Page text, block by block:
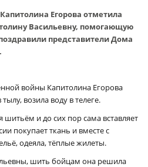
Егорова отметила
Васильевну, помогающую
представители Дома
войны Капитолина Егорова
возила воду в телеге.
шитьём и до сих пор сама вставляет
покупает ткань и вместе с
одеяла, тёплые жилеты.
шить бойцам она решила